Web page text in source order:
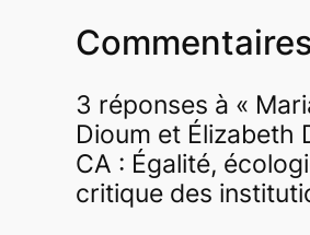
3 réponses à «
Dioum et Élizabeth
CA : Égalité,
critique des